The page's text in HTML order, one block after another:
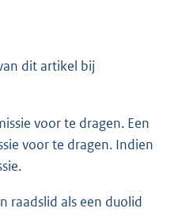
dit artikel bij
voor te dragen. Een
voor te dragen. Indien
raadslid als een duolid